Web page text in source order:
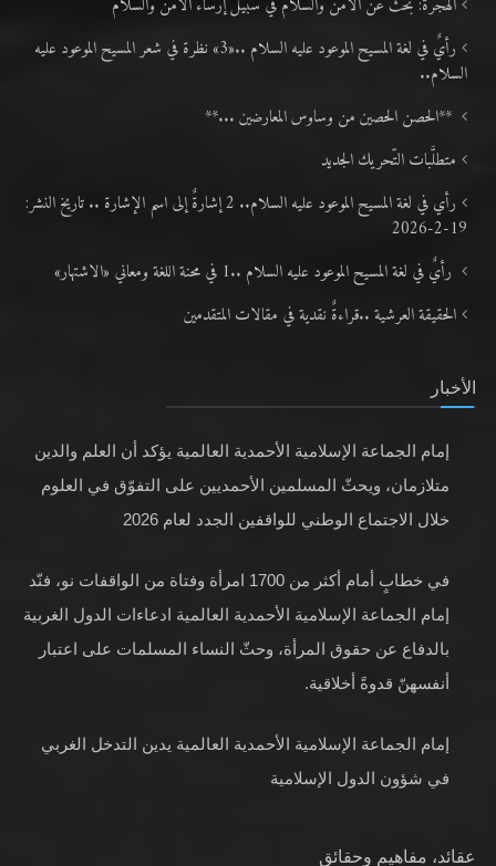
الهجرة: بحث عن الأمن والسلام في سبيل إرساء الأمن والسلام
رأيٌ في لغة المسيح الموعود عليه السلام ..«3» نظرة في شعر المسيح الموعود عليه
السلام..
**الحصن الحصين من وساوس المعارضين ...**
متطلَّبات التّحريك الجديد
رأي في لغة المسيح الموعود عليه السلام.. 2 إشارةٌ إلى اسم الإشارة .. تاريخ النشر:
19-2-2026
رأيٌ في لغة المسيح الموعود عليه السلام ..1 في محنة اللغة ومعاني «الاشتهار»
الحقيقة العرشية ..قراءةٌ نقدية في مقالات المتقدمين
الأخبار
إمام الجماعة الإسلامية الأحمدية العالمية يؤكد أن العلم والدين
متلازمان، ويحثّ المسلمين الأحمديين على التفوّق في العلوم
خلال الاجتماع الوطني للواقفين الجدد لعام 2026
في خطابٍ أمام أكثر من 1700 امرأة وفتاة من الواقفات نو، فنّد
إمام الجماعة الإسلامية الأحمدية العالمية ادعاءات الدول الغربية
بالدفاع عن حقوق المرأة، وحثّ النساء المسلمات على اعتبار
أنفسهنّ قدوةً أخلاقية.
إمام الجماعة الإسلامية الأحمدية العالمية يدين التدخل الغربي
في شؤون الدول الإسلامية
عقائد، مفاهيم وحقائق